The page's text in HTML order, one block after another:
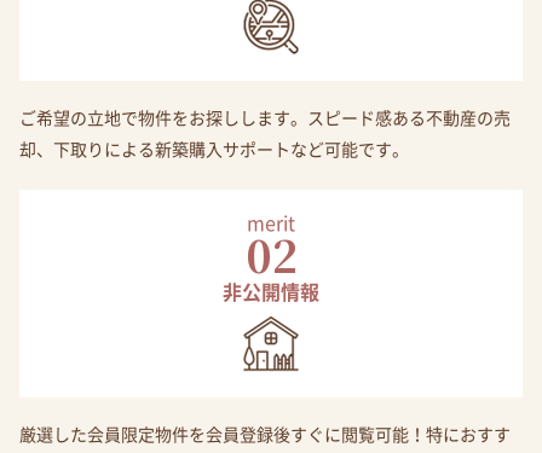
ご希望の立地で物件をお探しします。スピード感ある不動産の売
却、下取りによる新築購入サポートなど可能です。
merit
02
非公開情報
厳選した会員限定物件を会員登録後すぐに閲覧可能！特におすす